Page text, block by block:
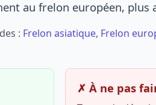
au frelon européen, plus
: Frelon asiatique, Frelon
✗ À ne pas